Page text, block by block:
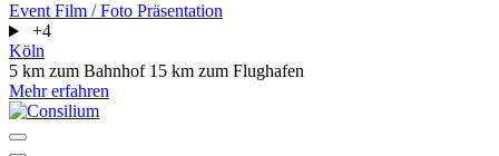
Event Film / Foto Präsentation
+4
Köln
5 km zum Bahnhof 15 km zum Flughafen
Mehr erfahren